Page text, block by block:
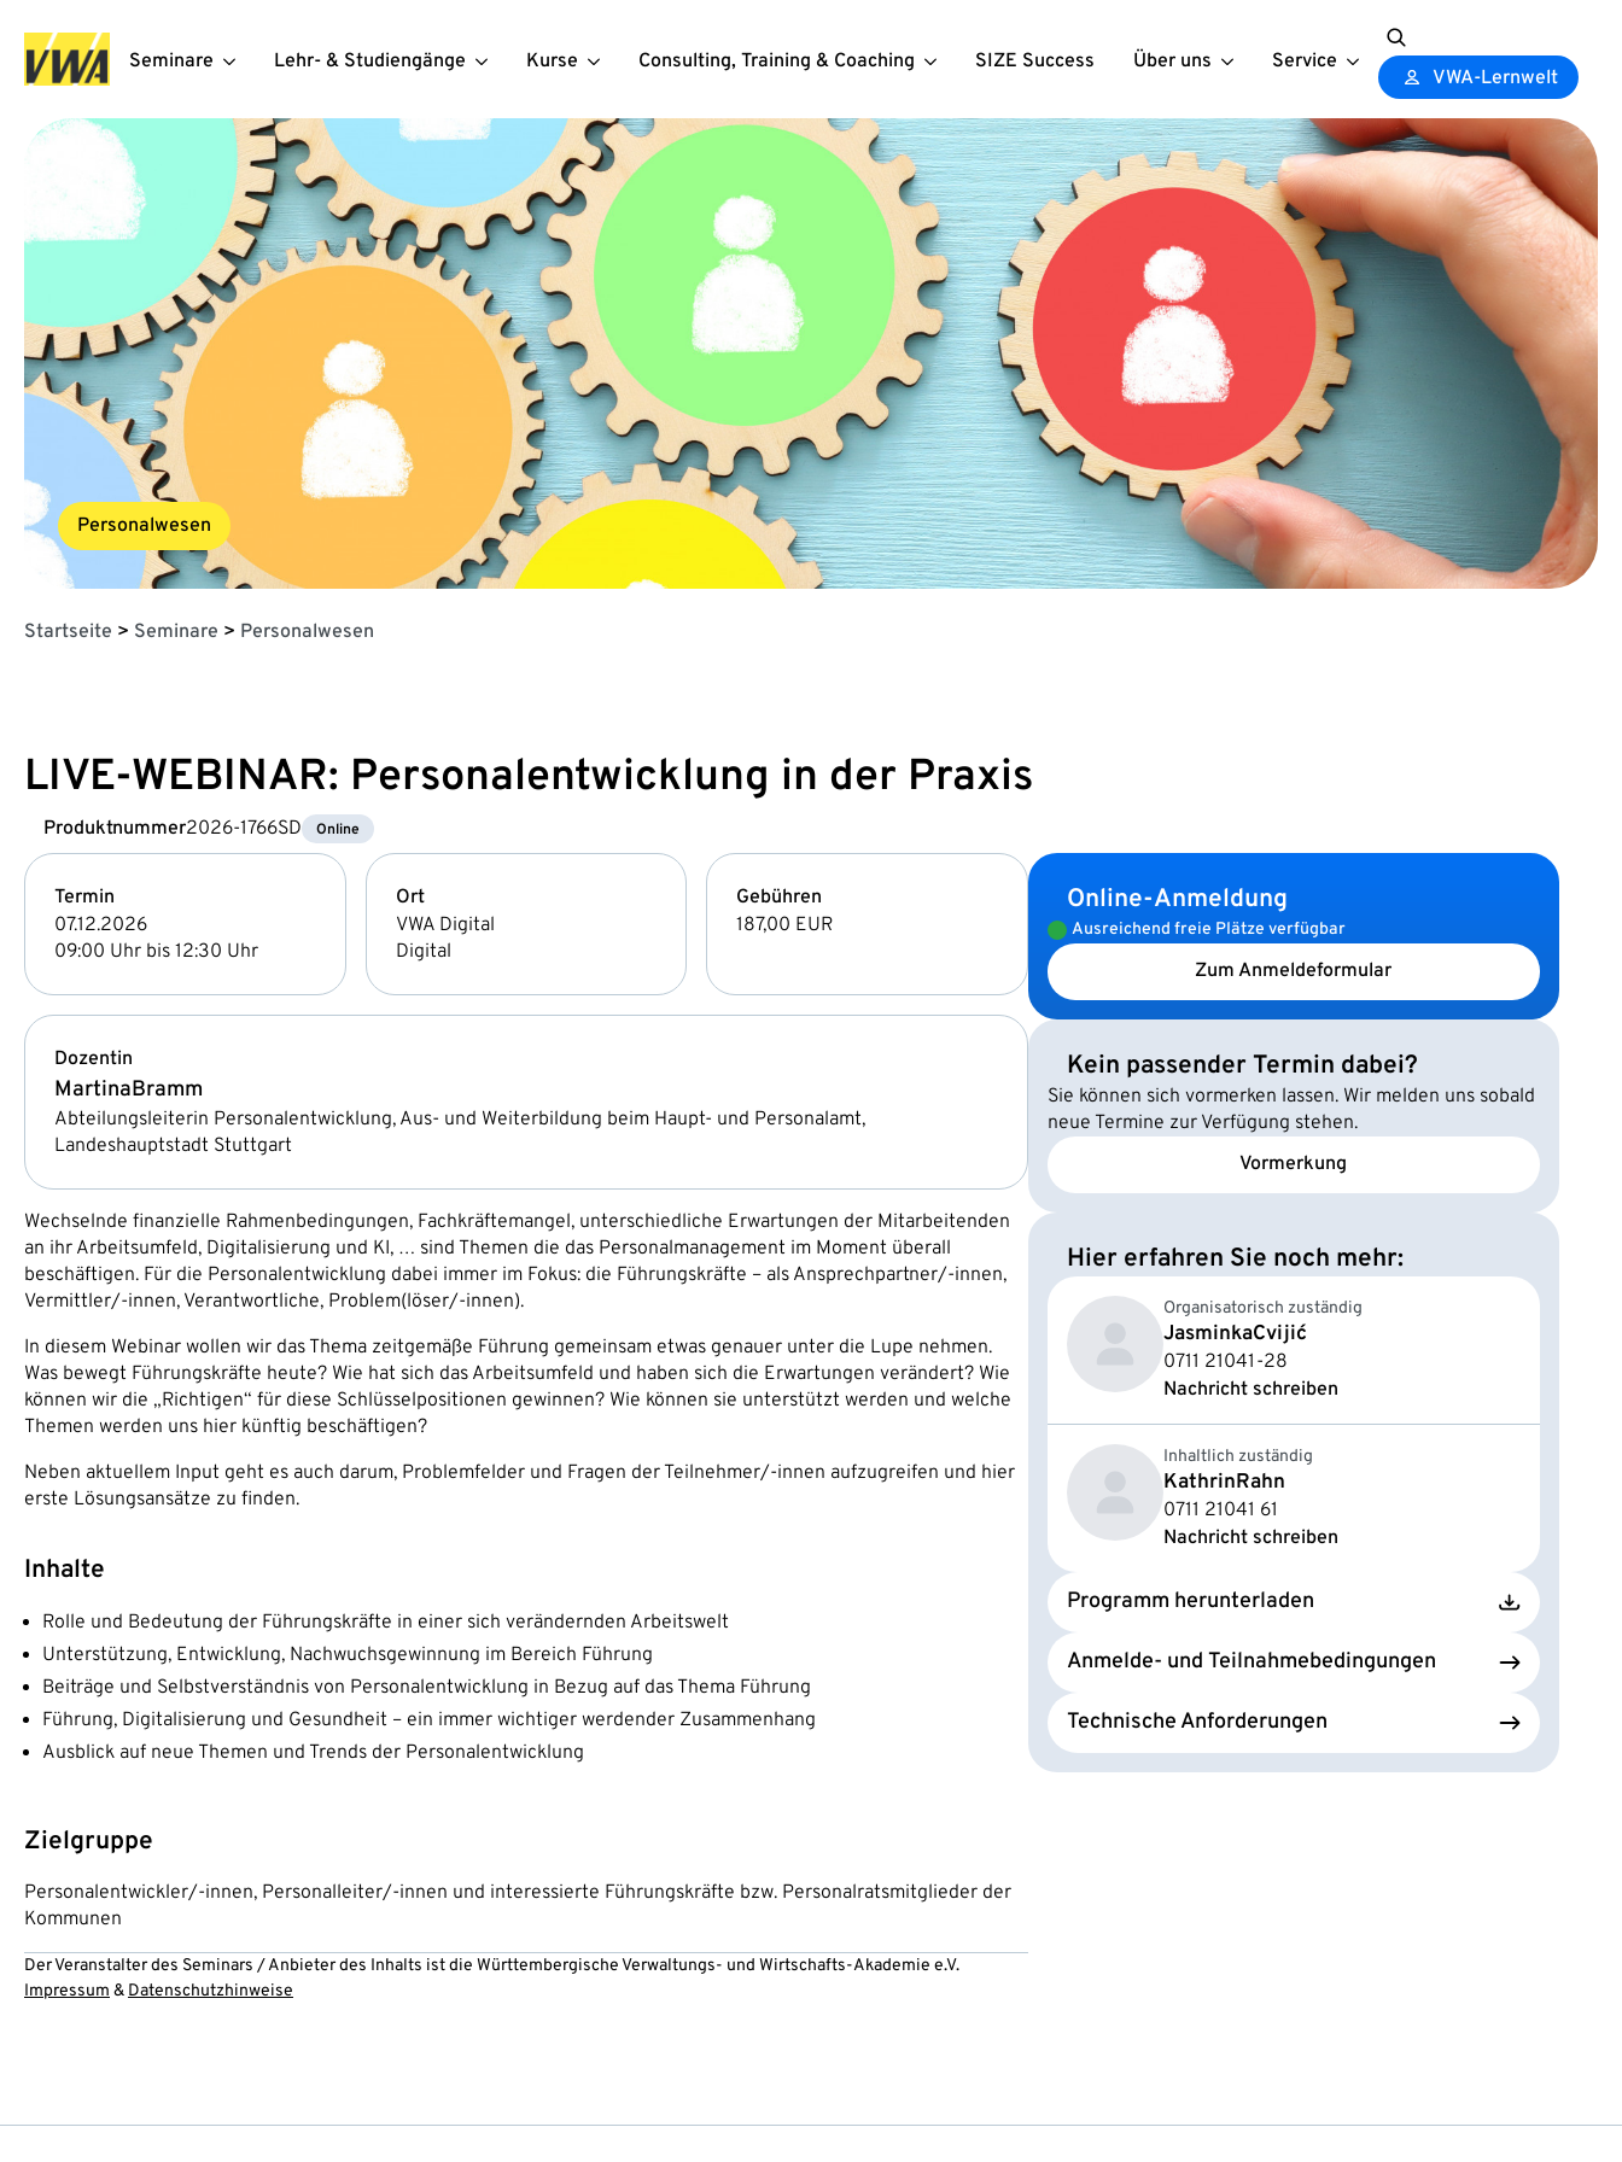
Seminare Lehr- & Studiengänge Kurse Consulting, Training & Coaching SIZE Success Über uns Service
Search
for:
VWA-Lernwelt
Personalwesen
Startseite > Seminare > Personalwesen
LIVE-WEBINAR: Personalentwicklung in der Praxis
Produktnummer2026-1766SD Online
Termin
07.12.2026
09:00 Uhr bis 12:30 Uhr
Ort
VWA Digital
Digital
Gebühren
187,00 EUR
Dozentin
MartinaBramm
Abteilungsleiterin Personalentwicklung, Aus- und Weiterbildung beim Haupt- und Personalamt,
Landeshauptstadt Stuttgart
Wechselnde finanzielle Rahmenbedingungen, Fachkräftemangel, unterschiedliche Erwartungen der Mitarbeitenden
an ihr Arbeitsumfeld, Digitalisierung und KI, … sind Themen die das Personalmanagement im Moment überall
beschäftigen. Für die Personalentwicklung dabei immer im Fokus: die Führungskräfte – als Ansprechpartner/-innen,
Vermittler/-innen, Verantwortliche, Problem(löser/-innen).
In diesem Webinar wollen wir das Thema zeitgemäße Führung gemeinsam etwas genauer unter die Lupe nehmen.
Was bewegt Führungskräfte heute? Wie hat sich das Arbeitsumfeld und haben sich die Erwartungen verändert? Wie
können wir die „Richtigen“ für diese Schlüsselpositionen gewinnen? Wie können sie unterstützt werden und welche
Themen werden uns hier künftig beschäftigen?
Neben aktuellem Input geht es auch darum, Problemfelder und Fragen der Teilnehmer/-innen aufzugreifen und hier
erste Lösungsansätze zu finden.
Inhalte
Rolle und Bedeutung der Führungskräfte in einer sich verändernden Arbeitswelt
Unterstützung, Entwicklung, Nachwuchsgewinnung im Bereich Führung
Beiträge und Selbstverständnis von Personalentwicklung in Bezug auf das Thema Führung
Führung, Digitalisierung und Gesundheit – ein immer wichtiger werdender Zusammenhang
Ausblick auf neue Themen und Trends der Personalentwicklung
Zielgruppe
Personalentwickler/-innen, Personalleiter/-innen und interessierte Führungskräfte bzw. Personalratsmitglieder der
Kommunen
Der Veranstalter des Seminars / Anbieter des Inhalts ist die Württembergische Verwaltungs- und Wirtschafts-Akademie e.V.
Impressum & Datenschutzhinweise
Online-Anmeldung
Ausreichend freie Plätze verfügbar
Zum Anmeldeformular
Kein passender Termin dabei?
Sie können sich vormerken lassen. Wir melden uns sobald
neue Termine zur Verfügung stehen.
Vormerkung
Hier erfahren Sie noch mehr:
Organisatorisch zuständig
JasminkaCvijić
0711 21041-28
Nachricht schreiben
Inhaltlich zuständig
KathrinRahn
0711 21041 61
Nachricht schreiben
Programm herunterladen
Anmelde- und Teilnahmebedingungen
Technische Anforderungen